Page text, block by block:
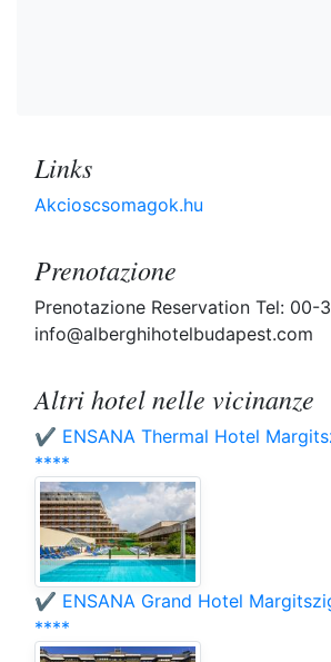
Links
Akcioscsomagok.hu
Prenotazione
Prenotazione Reservation Tel: 00-
info@alberghihotelbudapest.com
Altri hotel nelle vicinanze
✔️ ENSANA Thermal Hotel
****
✔️ ENSANA Grand Hotel
****